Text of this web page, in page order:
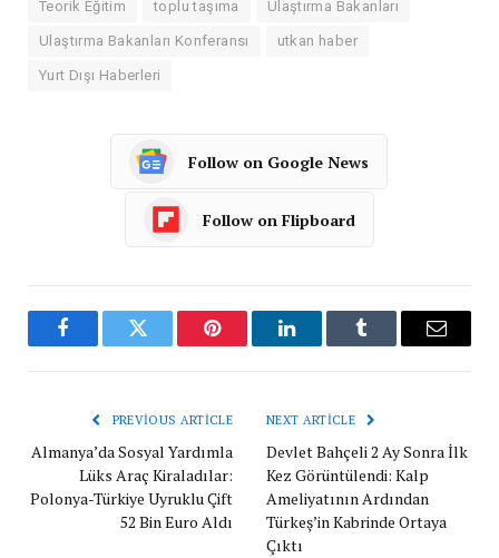
Teorik Eğitim toplu taşıma Ulaştırma Bakanları
Ulaştırma Bakanları Konferansı utkan haber
Yurt Dışı Haberleri
Follow on Google News
Follow on Flipboard
FacebookTwitter Pinterest LinkedInTumblr Email
PREVIOUS ARTICLE
Almanya’da Sosyal Yardımla
Lüks Araç Kiraladılar:
Polonya-Türkiye Uyruklu Çift
52 Bin Euro Aldı
NEXT ARTICLE
Devlet Bahçeli 2 Ay Sonra İlk
Kez Görüntülendi: Kalp
Ameliyatının Ardından
Türkeş’in Kabrinde Ortaya
Çıktı